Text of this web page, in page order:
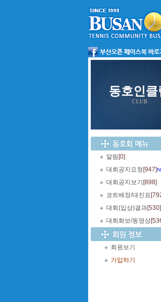
동호인클
CLUB
알림 [0]
대회공지요청 [947]
대회공지보기 [898]
코트배정/대진표
대회(입상)결과[530]
대회화보/동영상
회원보기
가입하기